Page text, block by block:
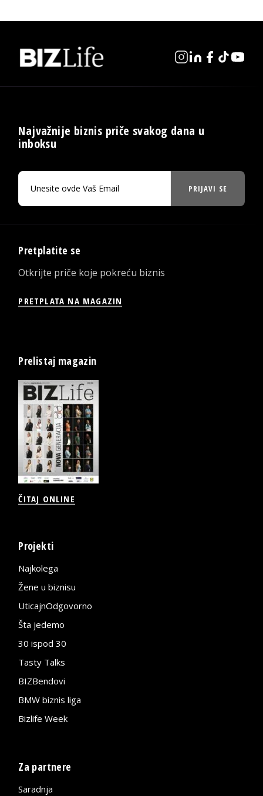
Najvažnije biznis priče svakog dana u
inboksu
PRIJAVI SE
Pretplatite se
Otkrijte priče koje pokreću biznis
PRETPLATA NA MAGAZIN
Prelistaj magazin
ČITAJ ONLINE
Projekti
Najkolega
Žene u biznisu
UticajnOdgovorno
Šta jedemo
30 ispod 30
Tasty Talks
BIZBendovi
BMW biznis liga
Bizlife Week
Za partnere
Saradnja